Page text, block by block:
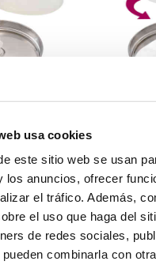
usa cookies
este sitio web se usan
los anuncios, ofrecer
el tráfico. Además,
el uso que haga del
de redes sociales,
combinarla con
⌀115